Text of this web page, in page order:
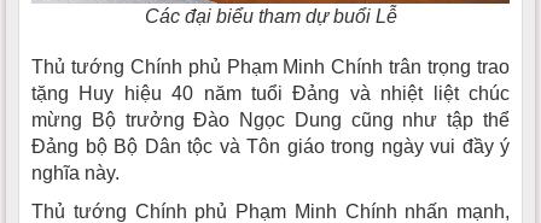
Các đại biểu tham dự buổi Lễ
Thủ tướng Chính phủ Phạm Minh Chính trân trọng trao
tặng Huy hiệu 40 năm tuổi Đảng và nhiệt liệt chúc
mừng Bộ trưởng Đào Ngọc Dung cũng như tập thể
Đảng bộ Bộ Dân tộc và Tôn giáo trong ngày vui đầy ý
nghĩa này.
Thủ tướng Chính phủ Phạm Minh Chính nhấn mạnh,